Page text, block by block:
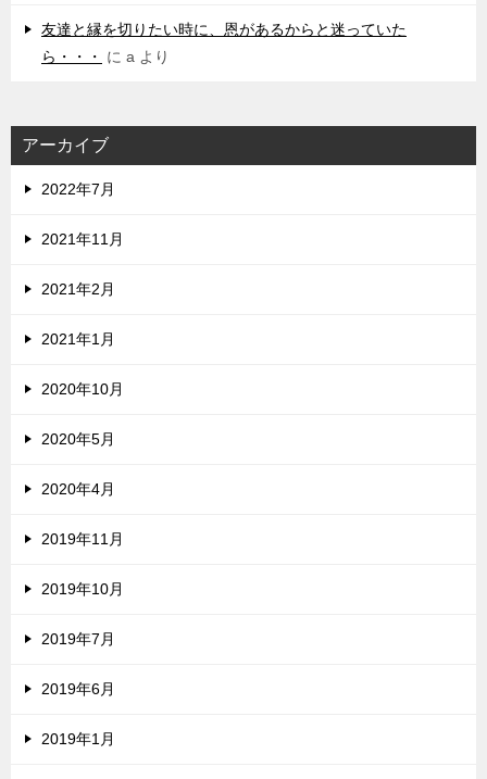
友達と縁を切りたい時に、恩があるからと迷っていた
ら・・・
に a より
アーカイブ
2022年7月
2021年11月
2021年2月
2021年1月
2020年10月
2020年5月
2020年4月
2019年11月
2019年10月
2019年7月
2019年6月
2019年1月